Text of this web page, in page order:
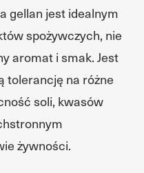
gellan jest idealnym
spożywczych, nie
aromat i smak. Jest
tolerancję na różne
soli, kwasów
żywności.